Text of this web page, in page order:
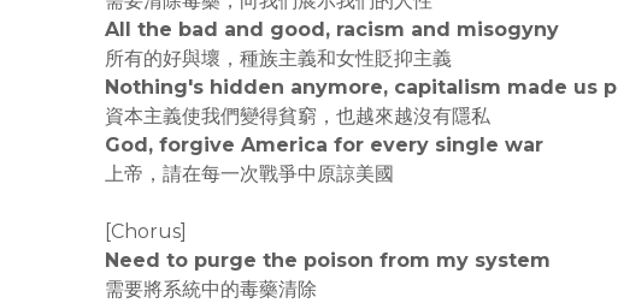
All the bad and good, racism and misogyny
所有的好與壞，種族主義和女性貶抑主義
Nothing's hidden anymore, capitalism made us
資本主義使我們變得貧窮，也越來越沒有隱私
God, forgive America for every single war
上帝，請在每一次戰爭中原諒美國
[Chorus]
Need to purge the poison from my system
需要將系統中的毒藥清除